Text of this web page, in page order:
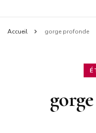
Accueil gorge profonde